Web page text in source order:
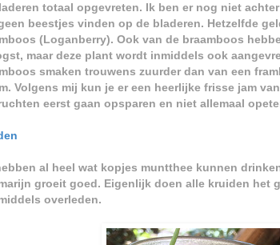
totaal opgevreten. Ik ben er nog niet
beestjes vinden op de bladeren. Hetzelfde
(Loganberry). Ook van de braamboos
maar deze plant wordt inmiddels ook
smaken trouwens zuurder dan van een
Volgens mij kun je er een heerlijke frisse jam
eerst gaan opsparen en niet allemaal
al heel wat kopjes muntthee kunnen
groeit goed. Eigenlijk doen alle kruiden het
overleden.